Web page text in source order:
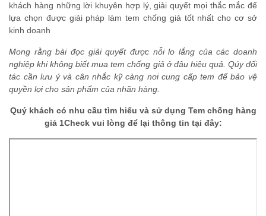
khách hàng những lời khuyên hợp lý, giải quyết mọi thắc mắc để
lựa chọn được giải pháp làm tem chống giả tốt nhất cho cơ sở
kinh doanh
Mong rằng bài đọc giải quyết được nỗi lo lắng của các doanh
nghiệp khi không biết mua tem chống giả ở đâu hiệu quả. Qúy đối
tác cần lưu ý và cân nhắc kỹ càng nơi cung cấp tem để bảo vệ
quyền lợi cho sản phẩm của nhãn hàng.
Quý khách có nhu cầu tìm hiểu và sử dụng Tem chống hàng
giả 1Check vui lòng để lại thông tin tại đây: